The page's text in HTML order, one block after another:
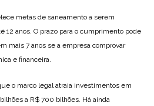
metas de saneamento a serem
12 anos. O prazo para o cumprimento pode
mais 7 anos se a empresa comprovar
e financeira.
o marco legal atraia investimentos em
a R$ 700 bilhões. Há ainda